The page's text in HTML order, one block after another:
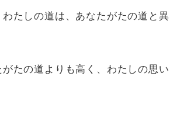
たしの道は、あなたがたの道と異
たの道よりも高く、わたしの思